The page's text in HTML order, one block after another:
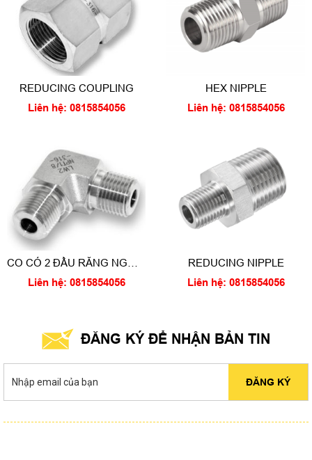
REDUCING COUPLING
Liên hệ: 0815854056
HEX NIPPLE
Liên hệ: 0815854056
CO CÓ 2 ĐẦU RĂNG NGOÀI
ĐỀU
Liên hệ: 0815854056
REDUCING NIPPLE
Liên hệ: 0815854056
ĐĂNG KÝ ĐỂ NHẬN BẢN TIN
ĐĂNG KÝ